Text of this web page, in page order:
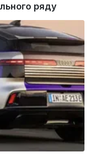
ряду